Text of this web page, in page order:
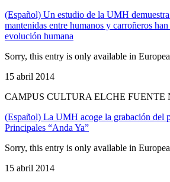
(Español) Un estudio de la UMH
mantenidas entre humanos y carroñeros
evolución humana
Sorry, this entry is only available in
15 abril 2014
CAMPUS CULTURA ELCHE FUENTE
(Español) La UMH acoge la grabación del
Principales “Anda Ya”
Sorry, this entry is only available in
15 abril 2014